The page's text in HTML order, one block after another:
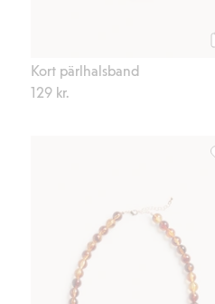
Kort pärlhalsband
129 kr.